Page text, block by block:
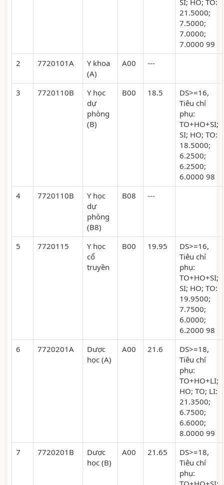
SI; HO; TO:
21.5000;
7.5000;
7.0000;
7.0000 99
2
7720101A
Y khoa
(A)
A00 ---
3 7720110B
Y học
dự
phòng
(B)
B00 18.5
DS>=16,
Tiêu chí
phụ:
TO+HO+SI;
SI; HO; TO:
18.5000;
6.2500;
6.2500;
6.0000 98
4
7720110B
Y học
dự
phòng
(B8)
B08 ---
5 7720115
Y học
cổ
truyền
B00 19.95
DS>=16,
Tiêu chí
phụ:
TO+HO+SI;
SI; HO; TO:
19.9500;
7.7500;
6.0000;
6.2000 98
6
7720201A
Dược
học (A)
A00 21.6
DS>=18,
Tiêu chí
phụ:
TO+HO+LI;
HO; TO; LI:
21.3500;
6.7500;
6.6000;
8.0000 99
7
7720201B
Dược
học (B)
A00 21.65
DS>=18,
Tiêu chí
phụ: